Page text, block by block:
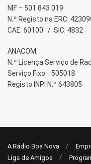
NIF – 501 843 019
N.º Registo na ERC:
CAE: 60100 / SIC: 4832
ANACOM:
N.º Licença Serviço de
Serviço Fixo : 505018
Registo INPI N.º 643805
A Rádio Boa Nova
Liga de Amigos